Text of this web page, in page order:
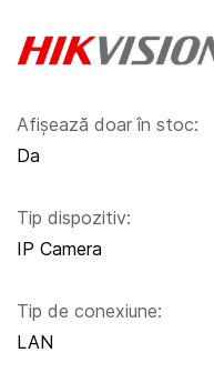
Afișează doar în stoc:
Da
Tip dispozitiv:
IP Camera
Tip de conexiune:
LAN